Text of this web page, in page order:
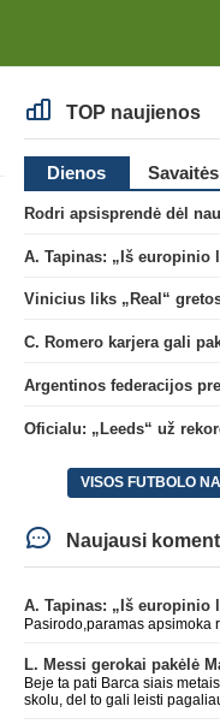
TOP naujienos
Dienos Savaitės
Vinicius liks „Real“
VISOS FUTBOLO
Naujausi
Pasirodo,paramas apsimoka
Beje ta pati Barca siais
skolu, del to gali leisti